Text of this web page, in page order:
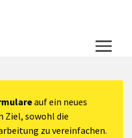
auf ein neues
Ziel, sowohl die
zu vereinfachen.